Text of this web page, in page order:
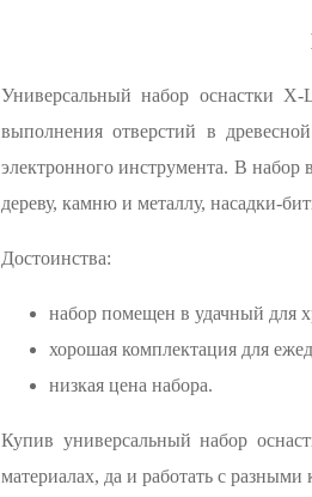
Универсальный набор оснастки X-
выполнения отверстий в
электронного инструмента. В набор
дереву, камню и металлу, насадки-
Достоинства:
набор помещен в удачный для
хорошая комплектация для
низкая цена набора.
Купив универсальный набор
материалах, да и работать с